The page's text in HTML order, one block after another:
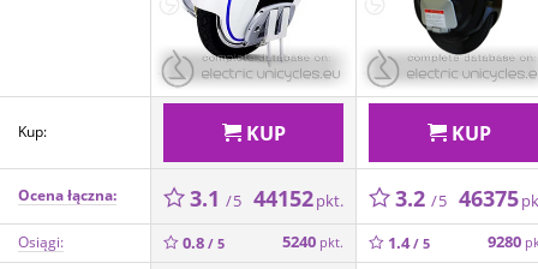
Kup: KUP KUP
Ocena łączna: 3.1 / 5 44152pkt. 3.2 / 5 46375
Osiągi: 0.8 / 5 5240 pkt. 1.4 / 5 9280